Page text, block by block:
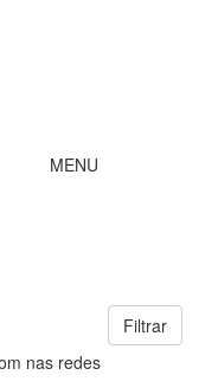
MENU
Filtrar
nas redes